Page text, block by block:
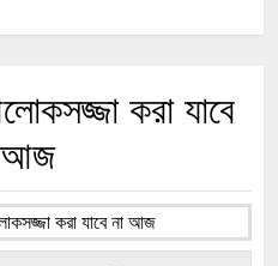
করা যাবে
আজ